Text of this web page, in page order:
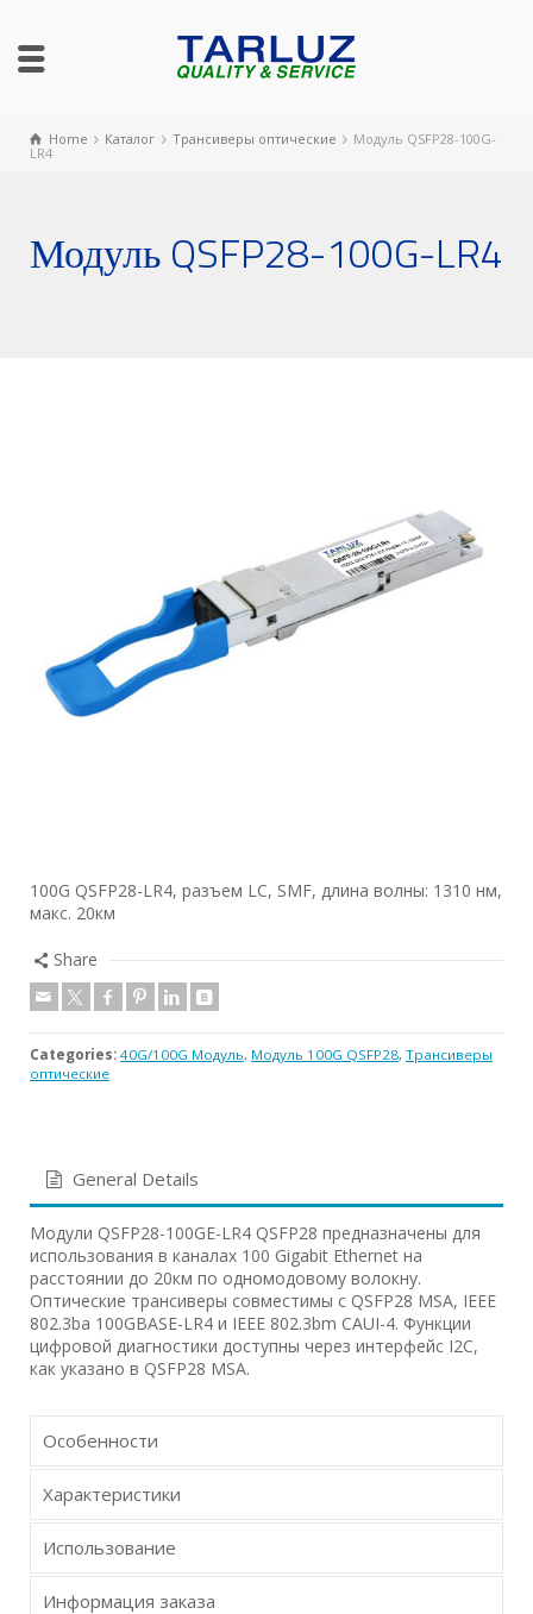
Home Каталог Трансиверы оптические
Модуль QSFP28-100G-
LR4
Модуль QSFP28-100G-LR4
100G QSFP28-LR4, разъем LC, SMF, длина волны: 1310 нм,
макс. 20км
Share
Categories: 40G/100G Модуль, Модуль 100G QSFP28, Трансиверы
оптические
General Details
Модули QSFP28-100GE-LR4 QSFP28 предназначены для
использования в каналах 100 Gigabit Ethernet на
расстоянии до 20км по одномодовому волокну.
Оптические трансиверы совместимы с QSFP28 MSA, IEEE
802.3ba 100GBASE-LR4 и IEEE 802.3bm CAUI-4. Функции
цифровой диагностики доступны через интерфейс I2C,
как указано в QSFP28 MSA.
Особенности
Характеристики
Использование
Информация заказа